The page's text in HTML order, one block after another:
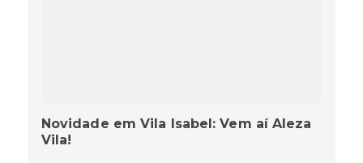
Novidade em Vila Isabel: Vem aí Aleza
Vila!